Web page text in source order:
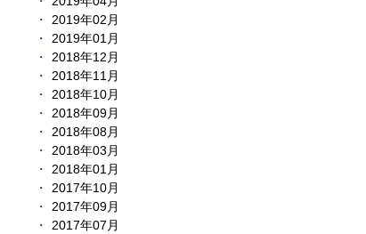
2019年02月
2019年01月
2018年12月
2018年11月
2018年10月
2018年09月
2018年08月
2018年03月
2018年01月
2017年10月
2017年09月
2017年07月